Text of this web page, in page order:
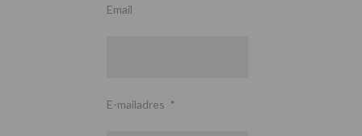
Email
E-mailadres *